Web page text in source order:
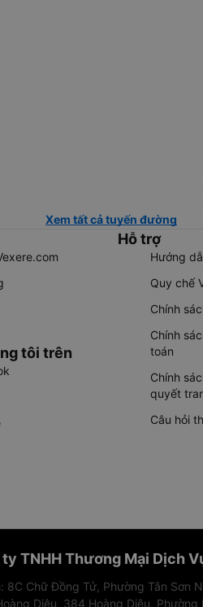
Xem tất cả tuyến đường
tôi trên
Hỗ trợ
Hướng
Quy chế
Chính
Chính
toán
Chính
quyết
Câu hỏi
TNHH Thương Mại Dịch
Chữ Đồng Tử, Phường Tân Sơn
Diệu, 384 Hoàng Diệu, Phường